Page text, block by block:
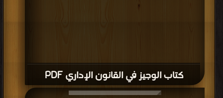
كتاب الوجيز في القانون الإداري PDF